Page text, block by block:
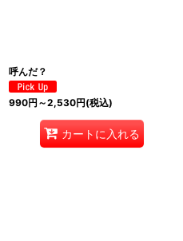
呼んだ？
990円 ～2,530円(税込)
カートに入れる